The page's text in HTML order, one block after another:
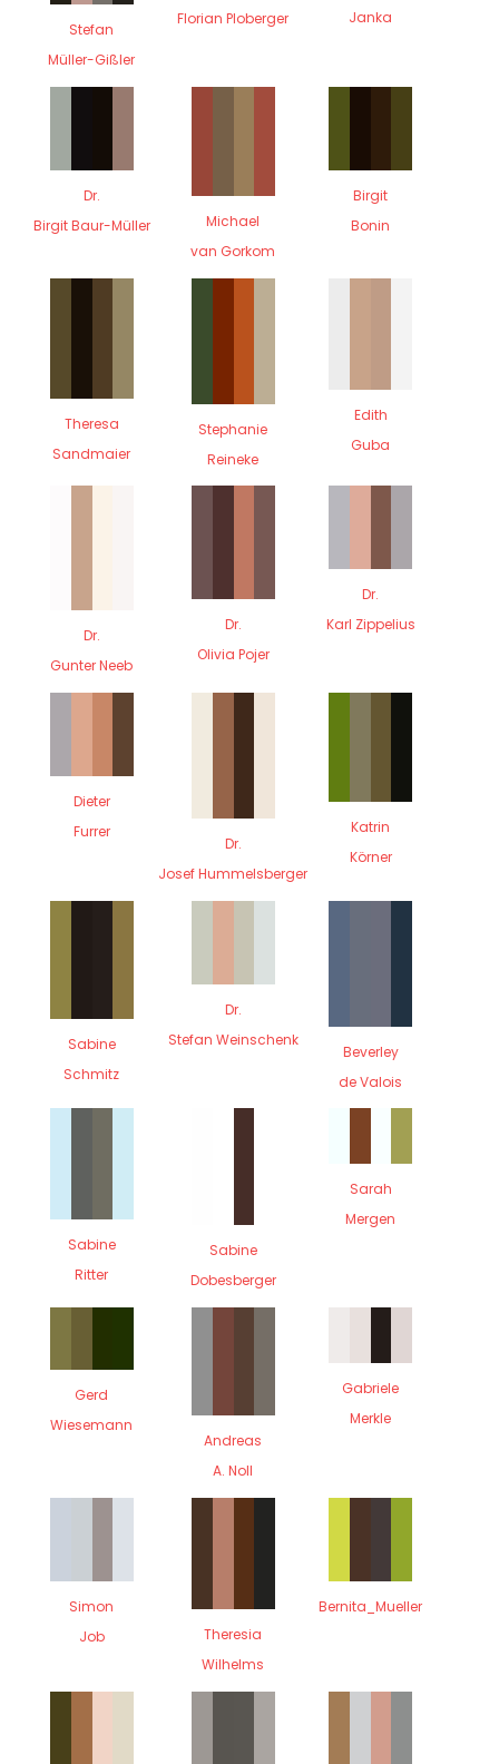
Stefan
Müller-Gißler
Florian Ploberger
Janka
Dr.
Birgit Baur-Müller
Michael
van Gorkom
Birgit
Bonin
Theresa
Sandmaier
Stephanie
Reineke
Edith
Guba
Dr.
Gunter Neeb
Dr.
Olivia Pojer
Dr.
Karl Zippelius
Dieter
Furrer
Dr.
Josef Hummelsberger
Katrin
Körner
Sabine
Schmitz
Dr.
Stefan Weinschenk
Beverley
de Valois
Sabine
Ritter
Sabine
Dobesberger
Sarah
Mergen
Gerd
Wiesemann
Andreas
A. Noll
Gabriele
Merkle
Simon
Job
Theresia
Wilhelms
Bernita_Mueller